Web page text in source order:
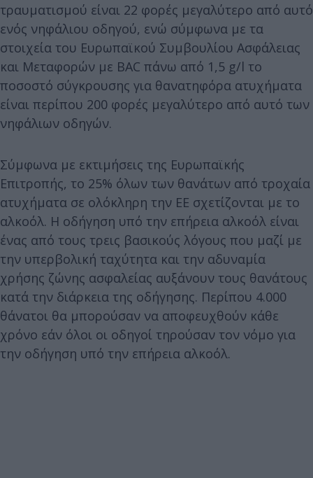
τραυματισμού είναι 22 φορές μεγαλύτερο από αυτό
ενός νηφάλιου οδηγού, ενώ σύμφωνα με τα
στοιχεία του Ευρωπαϊκού Συμβουλίου Ασφάλειας
και Μεταφορών με BAC πάνω από 1,5 g/l το
ποσοστό σύγκρουσης για θανατηφόρα ατυχήματα
είναι περίπου 200 φορές μεγαλύτερο από αυτό των
νηφάλιων οδηγών.
Σύμφωνα με εκτιμήσεις της Ευρωπαϊκής
Επιτροπής, το 25% όλων των θανάτων από τροχαία
ατυχήματα σε ολόκληρη την ΕΕ σχετίζονται με το
αλκοόλ. Η οδήγηση υπό την επήρεια αλκοόλ είναι
ένας από τους τρεις βασικούς λόγους που μαζί με
την υπερβολική ταχύτητα και την αδυναμία
χρήσης ζώνης ασφαλείας αυξάνουν τους θανάτους
κατά την διάρκεια της οδήγησης. Περίπου 4.000
θάνατοι θα μπορούσαν να αποφευχθούν κάθε
χρόνο εάν όλοι οι οδηγοί τηρούσαν τον νόμο για
την οδήγηση υπό την επήρεια αλκοόλ.